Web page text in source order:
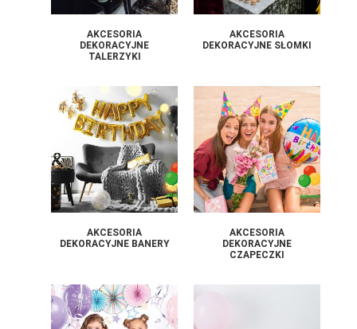
AKCESORIA
DEKORACYJNE
TALERZYKI
AKCESORIA
DEKORACYJNE SŁOMKI
AKCESORIA
DEKORACYJNE BANERY
AKCESORIA
DEKORACYJNE
CZAPECZKI